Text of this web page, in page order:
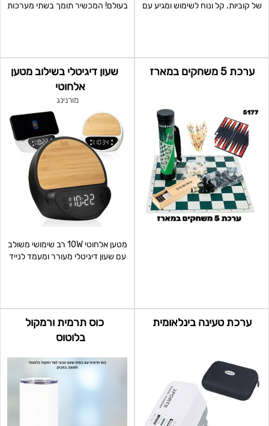
של קוביות. קל ונוח לשימוש ומגיע עם
בעולם! המכשיר תומך בשתי מערכות
ערכת 5 משחקים במארז
שעון דיגיטלי בשילוב מטען
אלחוטי
מורנינג
מטען אלחוטי 10W רב שימושי משולב
עם שעון דיגיטלי מעורר ומעמד לנייד
ערכת טעינה בינלאומית
כוס תרמית ורמקול
בלוטוס